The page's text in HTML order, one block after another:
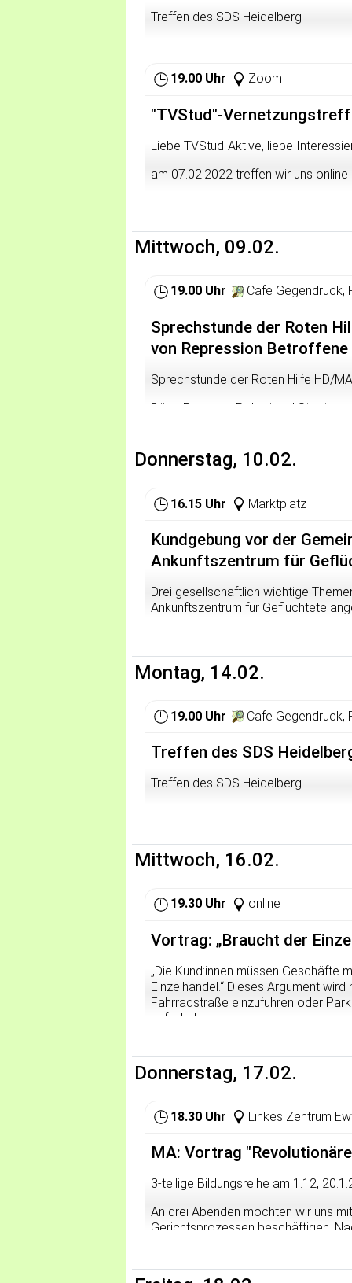
Treffen des SDS Heidelberg
19.00 Uhr Zoom
"TVStud"-
Liebe TVStud-Aktive, liebe
am 07.02.2022 treffen wir uns
Wir starten mit einer kurzen
Mittwoch, 09.02.
19.00 Uhr Cafe Gegendruck,
Sprechstunde der Roten
von Repression Betroffene
Sprechstunde der Roten Hilfe HD/
Böse Post von Polizei und
20 Uhr im Café Gegendruck Aktive
Vorgehen besprechen.
Bitte bringt eine Maske mit und
Donnerstag, 10.02.
16.15 Uhr Marktplatz
Kundgebung vor der
Ankunftszentrum für
Drei gesellschaftlich wichtige
Ankunftszentrum für Geflüchtete
Heidelberg mit der Vereinbarung
Village offen und sorgsam
sehen wir, dass wir uns weiterhin
landwirtschaftlichen Flächen und
Auf der Kundgebung vor der
Stadträten und der Öffentlichkeit
unterstützen, können einen Beitrag
Montag, 14.02.
19.00 Uhr Cafe Gegendruck,
Treffen des SDS
Treffen des SDS Heidelberg
Mittwoch, 16.02.
19.30 Uhr online
Vortrag: „Braucht der
„Die Kund:innen müssen Geschäfte
Einzelhandel.“ Dieses Argument
Fahrradstraße einzuführen oder
aufzuheben.
Erreichbarkeit mit dem Auto sei
steigern. Dies legt auch eine nicht-
Mitgliedern durchführten. Details
Zeitung darüber berichtet:
Erreichbarkeit der Innenstadt mit
Straßen für die Belebung von
zahlreichen Falschinformationen
beitragen, die Diskussion mit Fakten
Donnerstag, 17.02.
18.30 Uhr Linkes Zentrum
MA: Vortrag
3-teilige Bildungsreihe am 1.12,
An drei Abenden möchten wir uns
Gerichtsprozessen beschäftigen.
beschäftigen. Im letzten Schritt